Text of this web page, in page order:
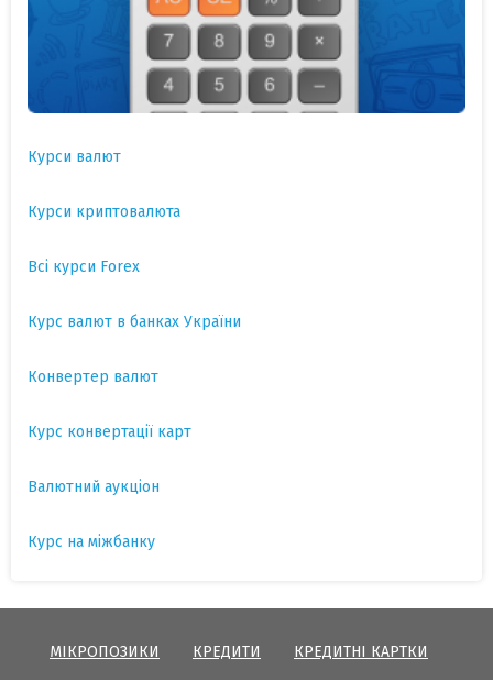
Курси валют
Курси криптовалюта
Всі курси Forex
Курс валют в банках України
Конвертер валют
Курс конвертації карт
Валютний аукціон
Курс на міжбанку
МІКРОПОЗИКИ КРЕДИТИ КРЕДИТНІ КАРТКИ